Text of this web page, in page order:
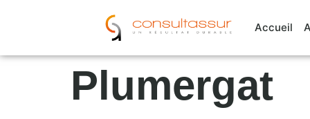
Accueil
Plumergat